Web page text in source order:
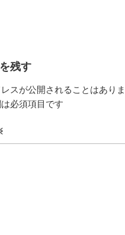
残す
スが公開されることはありま
必須項目です